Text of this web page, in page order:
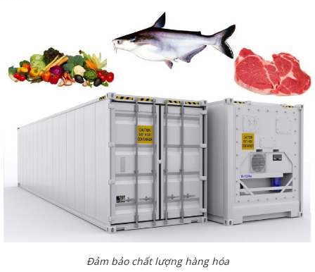
Đảm bảo chất lượng hàng hóa